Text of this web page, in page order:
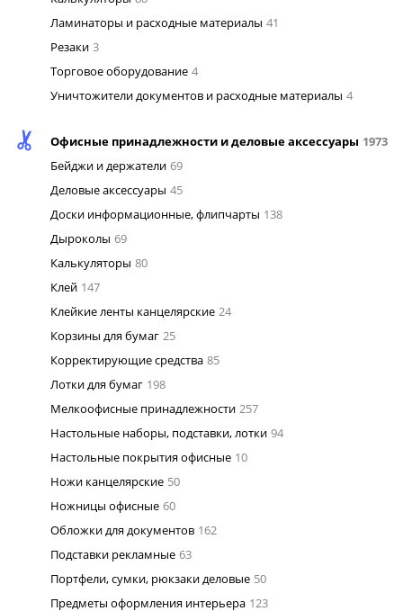
Ламинаторы и расходные материалы 41
Резаки 3
Торговое оборудование 4
Уничтожители документов и расходные материалы 4
Офисные принадлежности и деловые аксессуары 1973
Бейджи и держатели 69
Деловые аксессуары 45
Доски информационные, флипчарты 138
Дыроколы 69
Калькуляторы 80
Клей 147
Клейкие ленты канцелярские 24
Корзины для бумаг 25
Корректирующие средства 85
Лотки для бумаг 198
Мелкоофисные принадлежности 257
Настольные наборы, подставки, лотки 94
Настольные покрытия офисные 10
Ножи канцелярские 50
Ножницы офисные 60
Обложки для документов 162
Подставки рекламные 63
Портфели, сумки, рюкзаки деловые 50
Предметы оформления интерьера 123